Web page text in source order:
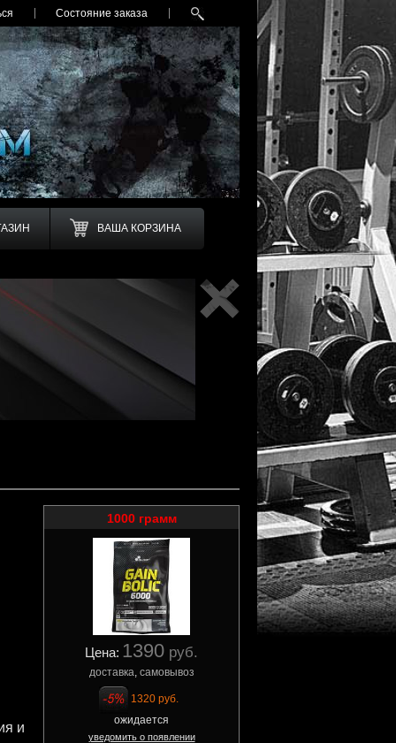
Состояние заказа Все
ВАША КОРЗИНА
и
1000 грамм
Цена: 1390 руб.
доставка, самовывоз
1320 руб.
ожидается
уведомить о появлении